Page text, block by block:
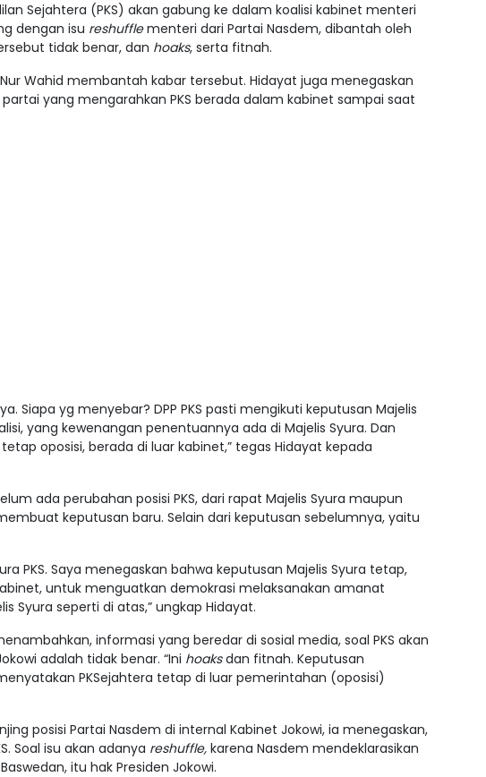
Sejahtera (PKS) akan gabung ke dalam koalisi kabinet menteri
dengan isu reshufflementeri dari Partai Nasdem, dibantah oleh
tidak benar, dan hoaks, serta fitnah.
Nur Wahid membantah kabar tersebut. Hidayat juga menegaskan
yang mengarahkan PKS berada dalam kabinet sampai saat
Siapa yg menyebar? DPP PKS pasti mengikuti keputusan Majelis
yang kewenangan penentuannya ada di Majelis Syura. Dan
oposisi, berada di luar kabinet,” tegas Hidayat kepada
ada perubahan posisi PKS, dari rapat Majelis Syura maupun
keputusan baru. Selain dari keputusan sebelumnya, yaitu
PKS. Saya menegaskan bahwa keputusan Majelis Syura tetap,
untuk menguatkan demokrasi melaksanakan amanat
Syura seperti di atas,” ungkap Hidayat.
informasi yang beredar di sosial media, soal PKS akan
adalah tidak benar. “Ini hoaksdan fitnah. Keputusan
PKSejahtera tetap di luar pemerintahan (oposisi)
posisi Partai Nasdem di internal Kabinet Jokowi, ia menegaskan,
Soal isu akan adanya reshuffle, karena Nasdem mendeklarasikan
itu hak Presiden Jokowi.